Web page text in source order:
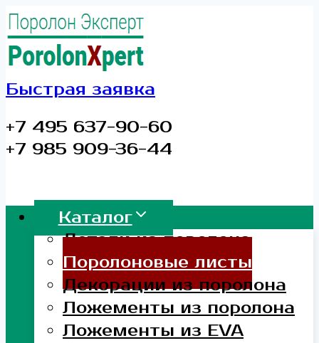
Перейти
к
содержимому
Быстрая заявка
+7 495 637-90-60
+7 985 909-36-44
Каталог
Детали из поролона
Поролоновые листы
Декорации из поролона
Ложементы из поролона
Ложементы из EVA